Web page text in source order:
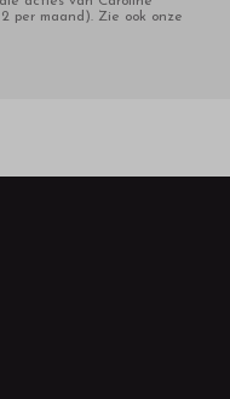
per maand). Zie ook onze